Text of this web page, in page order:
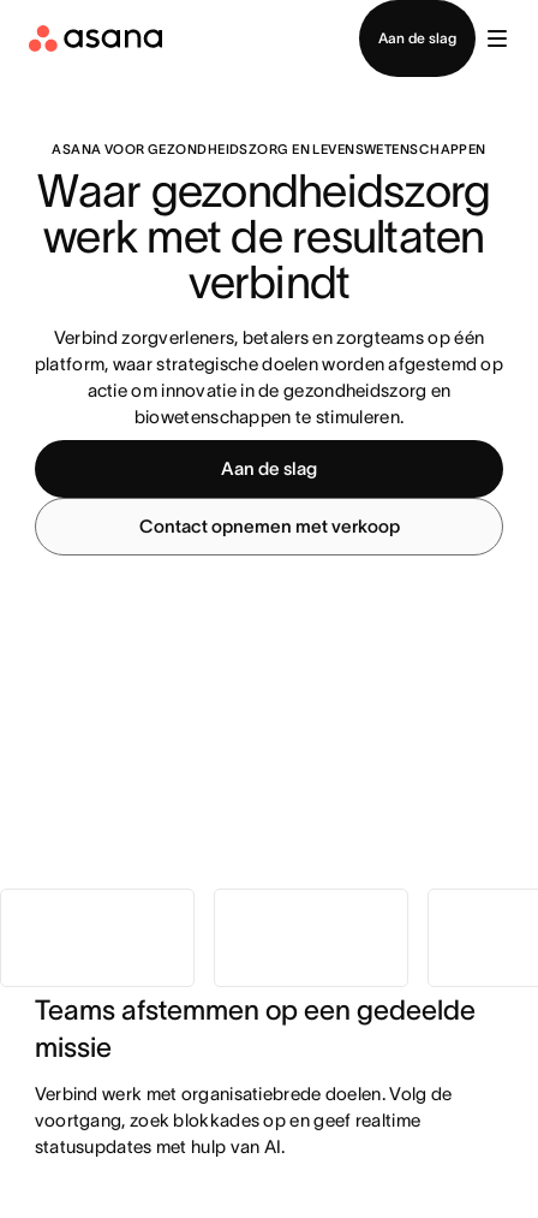
Aan de slag
Contact opnemen met verkoop
ASANA VOOR GEZONDHEIDSZORG EN LEVENSWETENSCHAPPEN
Waar gezondheidszorg
werk met de resultaten
verbindt
Verbind zorgverleners, betalers en zorgteams op één
platform, waar strategische doelen worden afgestemd op
actie om innovatie in de gezondheidszorg en
biowetenschappen te stimuleren.
Aan de slag
Contact opnemen met verkoop
Teams afstemmen op een gedeelde
missie
Verbind werk met organisatiebrede doelen. Volg de
voortgang, zoek blokkades op en geef realtime
statusupdates met hulp van AI.